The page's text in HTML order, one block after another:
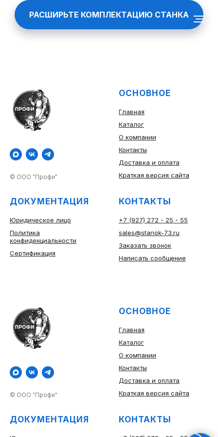
РАСШИРЬТЕ КОМПЛЕКТАЦИЮ СТАНКА
© ООО "Профи"
ОСНОВНОЕ
Главная
Каталог
О компании
Контакты
Доставка и оплата
Краткая версия сайта
ДОКУМЕНТАЦИЯ
Юридическое лицо
Политика
конфиденциальности
Сертификация
КОНТАКТЫ
+7 (927) 272 - 25 - 55
sales@stanok-73.ru
Заказать звонок
Написать сообщение
© ООО "Профи"
ОСНОВНОЕ
Главная
Каталог
О компании
Контакты
Доставка и оплата
Краткая версия сайта
ДОКУМЕНТАЦИЯ КОНТАКТЫ